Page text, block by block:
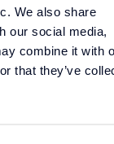
We also share
our social media,
combine it with
that they’ve